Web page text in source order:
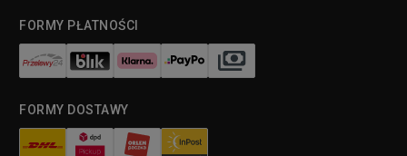
FORMY PŁATNOŚCI
FORMY DOSTAWY